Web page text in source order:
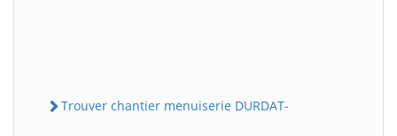
Trouver chantier menuiserie DURDAT-